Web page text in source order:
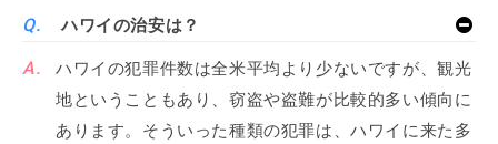
ハワイの治安は？
ハワイの犯罪件数は全米平均より少ないですが、観光
地ということもあり、窃盗や盗難が比較的多い傾向に
あります。そういった種類の犯罪は、ハワイに来た多